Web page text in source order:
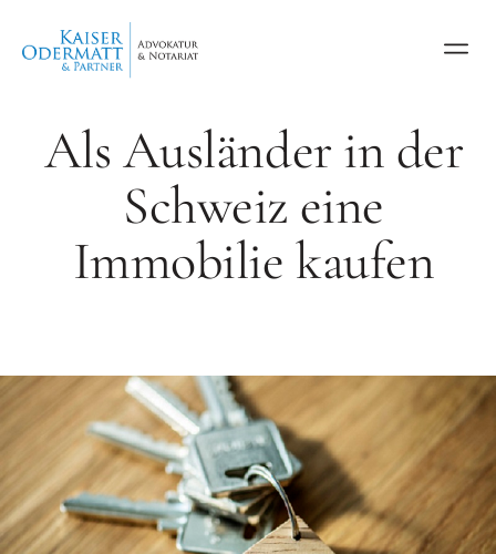
Als Ausländer in der
Schweiz eine
Immobilie kaufen